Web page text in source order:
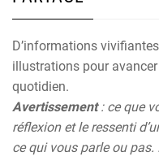
D’informations
illustrations pour
quotidien.
Avertissement: ce que
réflexion et le ressenti
ce qui vous parle ou